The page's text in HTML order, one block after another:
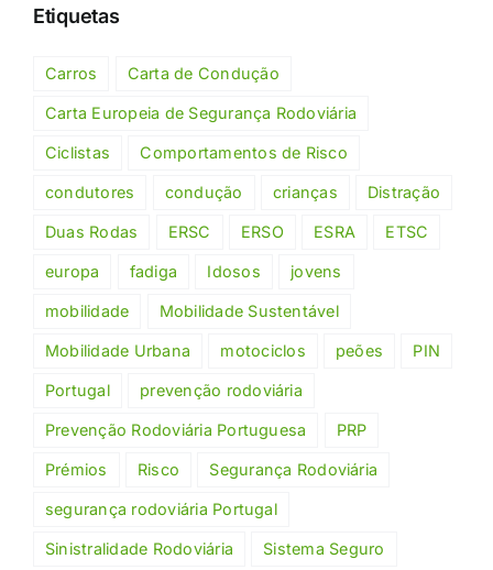
Etiquetas
Carros Carta de Condução
Carta Europeia de Segurança Rodoviária
Ciclistas Comportamentos de Risco
condutores condução crianças Distração
Duas Rodas ERSC ERSO ESRA ETSC
europa fadiga Idosos jovens
mobilidade Mobilidade Sustentável
Mobilidade Urbana motociclos peões PIN
Portugal prevenção rodoviária
Prevenção Rodoviária Portuguesa PRP
Prémios Risco Segurança Rodoviária
segurança rodoviária Portugal
Sinistralidade Rodoviária Sistema Seguro